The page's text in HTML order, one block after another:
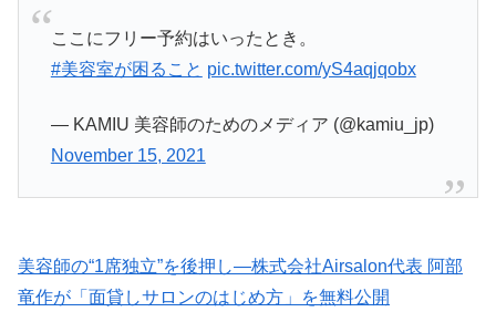
ここにフリー予約はいったとき。
#美容室が困ること pic.twitter.com/yS4aqjqobx
— KAMIU 美容師のためのメディア (@kamiu_jp)
November 15, 2021
美容師の“1席独立”を後押し—株式会社Airsalon代表 阿部
竜作が「面貸しサロンのはじめ方」を無料公開